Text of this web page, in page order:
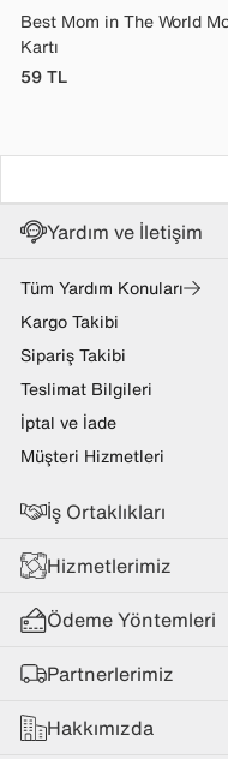
Best Mom in The World
Kartı
59TL
Yardım ve İletişim
Tüm Yardım Konuları
Kargo Takibi
Sipariş Takibi
Teslimat Bilgileri
İptal ve İade
Müşteri Hizmetleri
İş Ortaklıkları
Hizmetlerimiz
Ödeme Yöntemleri
Partnerlerimiz
Hakkımızda